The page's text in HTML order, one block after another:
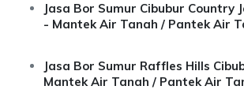
Jasa Bor Sumur Cibubur Country
- Mantek Air Tanah / Pantek Air
Jasa Bor Sumur Raffles Hills
Mantek Air Tanah / Pantek Air